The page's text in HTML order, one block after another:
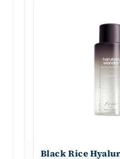
Black Rice